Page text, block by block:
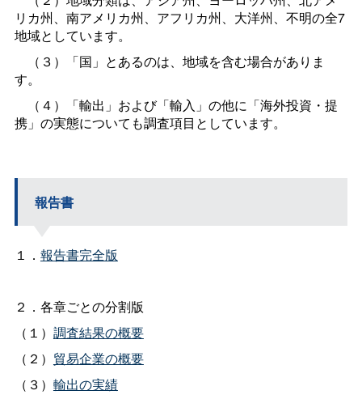
リカ州、南アメリカ州、アフリカ州、大洋州、不明の全7
地域としています。
（３）「国」とあるのは、地域を含む場合がありま
す。
（４）「輸出」および「輸入」の他に「海外投資・提
携」の実態についても調査項目としています。
報告書
１． 報告書完全版
２．各章ごとの分割版
（１） 調査結果の概要
（２） 貿易企業の概要
（３） 輸出の実績